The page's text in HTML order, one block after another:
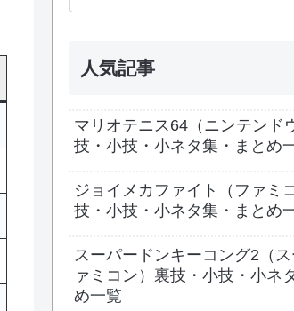
人気記事
マリオテニス64（ニンテンド
技・小技・小ネタ集・まとめ
ジョイメカファイト（ファミ
技・小技・小ネタ集・まとめ
スーパードンキーコング2（
ァミコン）裏技・小技・小ネ
め一覧